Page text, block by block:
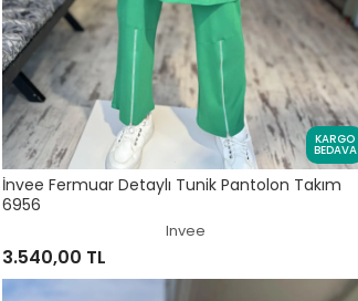
KARGO
BEDAVA
İnvee Fermuar Detaylı Tunik Pantolon Takım
6956
Invee
3.540,00 TL